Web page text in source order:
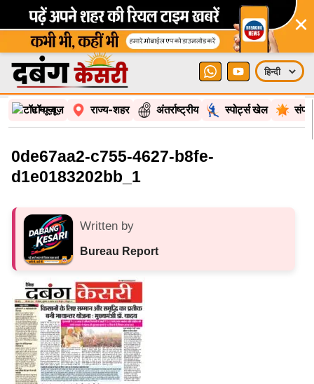
×
टॉप न्यूज़ राज्य-शहर अंतर्राष्ट्रीय स्पोर्ट्स खेल
0de67aa2-c755-4627-b8fe-
d1e0183202bb_1
Written by
Bureau Report